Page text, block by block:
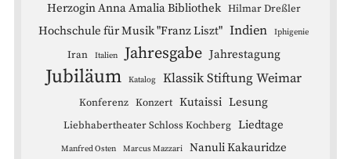
Herzogin Anna Amalia Bibliothek Hilmar Dreßler
Hochschule für Musik "Franz Liszt" Indien Iphigenie
Iran Italien Jahresgabe Jahrestagung
Jubiläum Katalog Klassik Stiftung Weimar
Konferenz Konzert Kutaissi Lesung
Liebhabertheater Schloss Kochberg Liedtage
Manfred Osten Marcus Mazzari Nanuli Kakauridze